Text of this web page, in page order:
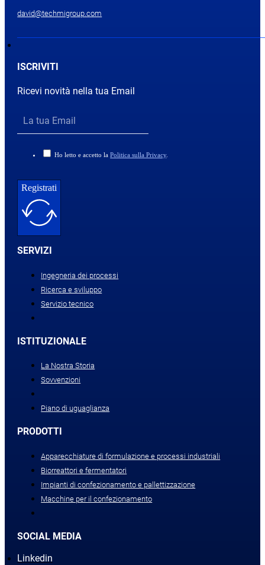
david@techmigroup.com
ISCRIVITI
Ricevi novità nella tua Email
Ho letto e accetto laPolitica sulla Privacy.
Registrati
SERVIZI
Ingegneria dei processi
Ricerca e sviluppo
Servizio tecnico
ISTITUZIONALE
La Nostra Storia
Sovvenzioni
Piano di uguaglianza
PRODOTTI
Apparecchiature di formulazione e processi industriali
Biorreattori e fermentatori
Impianti di confezionamento e pallettizzazione
Macchine per il confezionamento
SOCIAL MEDIA
Linkedin